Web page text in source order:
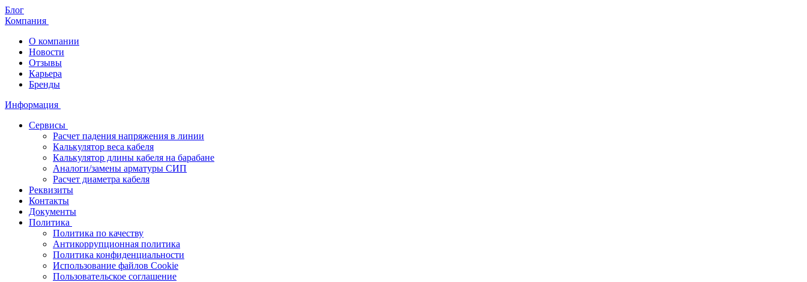
Блог
Компания
О компании
Новости
Отзывы
Карьера
Бренды
Информация
Сервисы
Расчет падения напряжения в линии
Калькулятор веса кабеля
Калькулятор длины кабеля на барабане
Аналоги/замены арматуры СИП
Расчет диаметра кабеля
Реквизиты
Контакты
Документы
Политика
Политика по качеству
Антикоррупционная политика
Политика конфиденциальности
Использование файлов Cookie
Пользовательское соглашение